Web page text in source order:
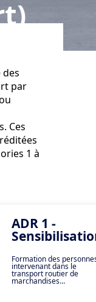
des
par
Ces
1 à
ADR 1 -
Formation des
intervenant dans le
transport routier de
marchandises